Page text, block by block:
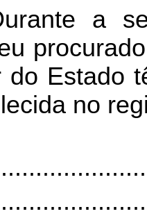
a
do Estado
no